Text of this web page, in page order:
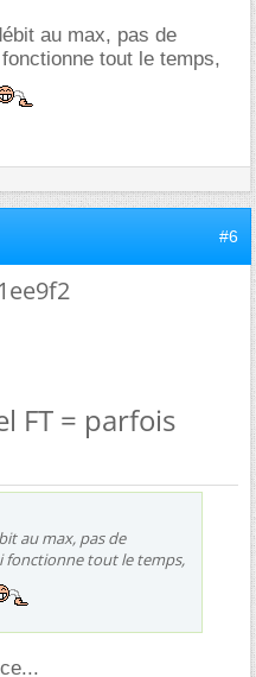
au max, pas de
tout le temps,
#6
FT = parfois
au max, pas de
fonctionne tout le temps,